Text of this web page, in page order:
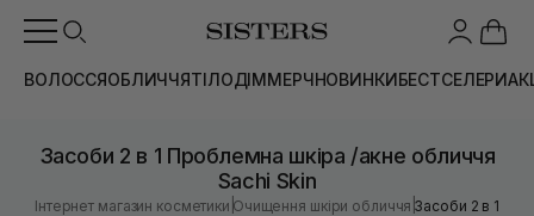
ВОЛОССЯОБЛИЧЧЯТІЛОДІММЕРЧНОВИНКИБЕСТСЕЛЕРИ
Засоби 2 в 1 Проблемна шкіра /акне обличчя
Sachi Skin
Інтернет магазин косметики |Очищення шкіри обличчя |Засоби 2 в 1